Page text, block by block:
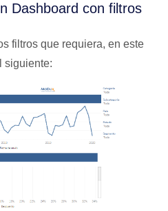
Dashboard con filtros
filtros que requiera, en este
siguiente: